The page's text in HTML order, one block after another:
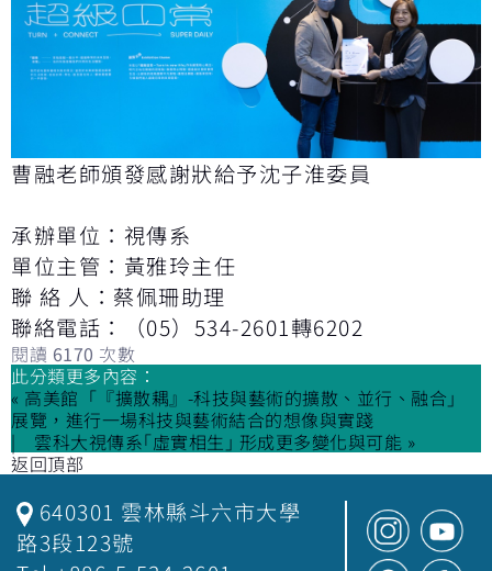
曹融老師頒發感謝狀給予沈子淮委員
承辦單位：視傳系
單位主管：黃雅玲主任
聯 絡 人：蔡佩珊助理
聯絡電話：（05）534-2601轉6202
閱讀 6170 次數
此分類更多內容：
« 高美館「『擴散耦』-科技與藝術的擴散、並行、融合」
展覽，進行一場科技與藝術結合的想像與實踐
雲科大視傳系｢虛實相生｣ 形成更多變化與可能 »
返回頂部
640301 雲林縣斗六市大學
路3段123號